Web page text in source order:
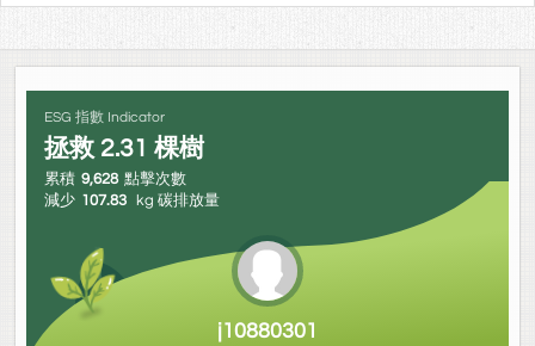
ESG 指數 Indicator
拯救 2.31 棵樹
累積 9,628 點擊次數
減少 107.83 kg 碳排放量
j10880301